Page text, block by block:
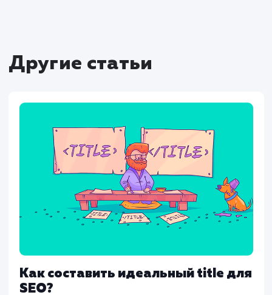
для директорий, чтобы отразить структуру
сайта.
: Убедитесь, что URL файлов не
оканчиваются на слэш, чтобы избежать
путаницы.
Часто задаваемые вопросы (FAQ)
Что лучше для SEO: со слэшем или без?
настроено.